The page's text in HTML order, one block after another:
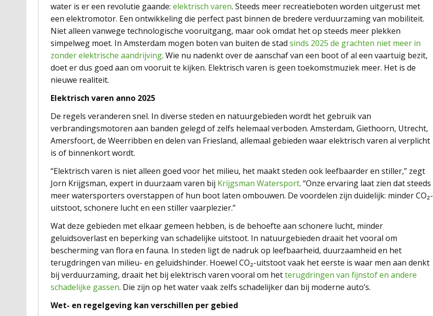
water is er een revolutie gaande: elektrisch varen. Steeds meer recreatieboten worden uitgerust met
een elektromotor. Een ontwikkeling die perfect past binnen de bredere verduurzaming van mobiliteit.
Niet alleen vanwege technologische vooruitgang, maar ook omdat het op steeds meer plekken
simpelweg moet. In Amsterdam mogen boten van buiten de stad sinds 2025 de grachten niet meer in
zonder elektrische aandrijving. Wie nu nadenkt over de aanschaf van een boot of al een vaartuig bezit,
doet er dus goed aan om vooruit te kijken. Elektrisch varen is geen toekomstmuziek meer. Het is de
nieuwe realiteit.
Elektrisch varen anno 2025
De regels veranderen snel. In diverse steden en natuurgebieden wordt het gebruik van
verbrandingsmotoren aan banden gelegd of zelfs helemaal verboden. Amsterdam, Giethoorn, Utrecht,
Amersfoort, de Weerribben en delen van Friesland, allemaal gebieden waar elektrisch varen al verplicht
is of binnenkort wordt.
“Elektrisch varen is niet alleen goed voor het milieu, het maakt steden ook leefbaarder en stiller,” zegt
Jorn Krijgsman, expert in duurzaam varen bij Krijgsman Watersport. “Onze ervaring laat zien dat steeds
meer watersporters overstappen of hun boot laten ombouwen. De voordelen zijn duidelijk: minder CO₂-
uitstoot, schonere lucht en een stiller vaarplezier.”
Wat deze gebieden met elkaar gemeen hebben, is de behoefte aan schonere lucht, minder
geluidsoverlast en beperking van schadelijke uitstoot. In natuurgebieden draait het vooral om
bescherming van flora en fauna. In steden ligt de nadruk op leefbaarheid, duurzaamheid en het
terugdringen van milieu- en geluidshinder. Hoewel CO₂-uitstoot vaak het eerste is waar men aan denkt
bij verduurzaming, draait het bij elektrisch varen vooral om hetterugdringen van fijnstof en andere
schadelijke gassen. Die zijn op het water vaak zelfs schadelijker dan bij moderne auto’s.
Wet- en regelgeving kan verschillen per gebied